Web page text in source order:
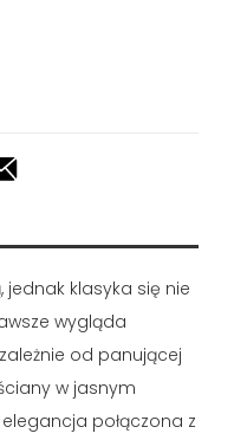
klasyka się nie
wygląda
od panującej
w jasnym
połączona z